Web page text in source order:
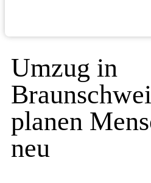
Umzug in
planen
neu